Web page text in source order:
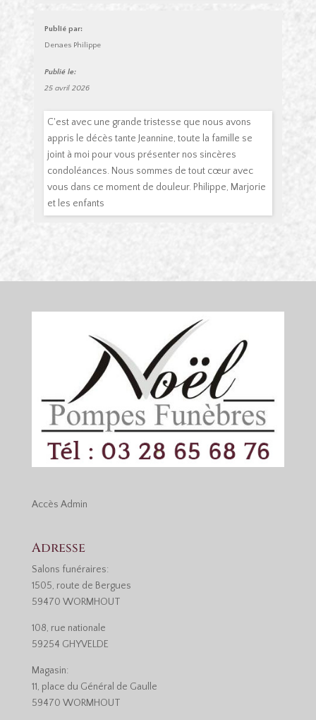
Publié par:
Denaes Philippe
Publié le:
25 avril 2026
C'est avec une grande tristesse que nous avons
appris le décès tante Jeannine, toute la famille se
joint à moi pour vous présenter nos sincères
condoléances. Nous sommes de tout cœur avec
vous dans ce moment de douleur. Philippe, Marjorie
et les enfants
Accès Admin
Adresse
Salons funéraires:
1505, route de Bergues
59470 WORMHOUT
108, rue nationale
59254 GHYVELDE
Magasin:
11, place du Général de Gaulle
59470 WORMHOUT